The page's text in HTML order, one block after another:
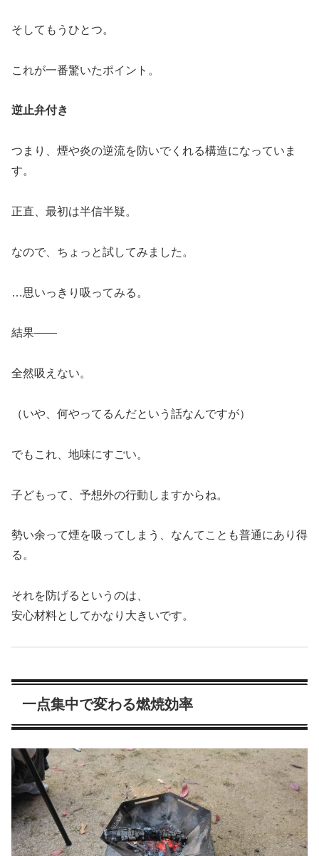
そしてもうひとつ。
これが一番驚いたポイント。
逆止弁付き
つまり、煙や炎の逆流を防いでくれる構造になっていま
す。
正直、最初は半信半疑。
なので、ちょっと試してみました。
…思いっきり吸ってみる。
結果——
全然吸えない。
（いや、何やってるんだという話なんですが）
でもこれ、地味にすごい。
子どもって、予想外の行動しますからね。
勢い余って煙を吸ってしまう、なんてことも普通にあり得
る。
それを防げるというのは、
安心材料としてかなり大きいです。
一点集中で変わる燃焼効率